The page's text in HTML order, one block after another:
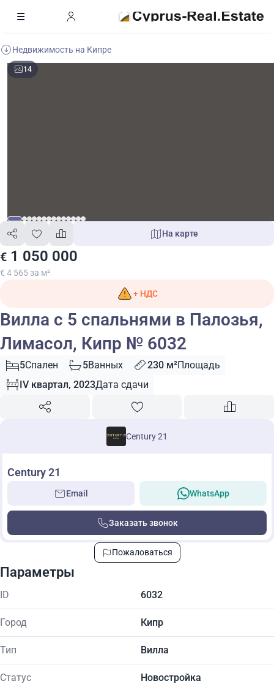
Недвижимость на Кипре
14
€ 1 050 000
€ 4 565 за м²
На карте
+ НДС
Вилла с 5 спальнями в Палозья,
Лимасол, Кипр № 6032
5Спален 5Ванных 230 м²Площадь
IV квартал, 2023Дата сдачи
Century 21
Century 21
Email WhatsApp
Заказать звонок
Пожаловаться
Параметры
ID 6032
Город Кипр
Тип Вилла
Статус Новостройка